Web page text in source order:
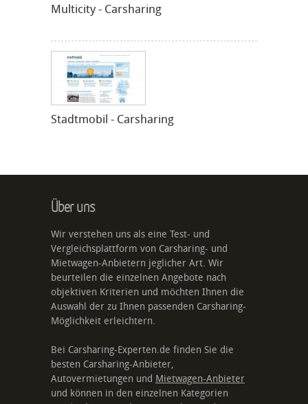
Multicity - Carsharing
Stadtmobil - Carsharing
Über uns
Wir verstehen uns als eine Test- und
Vergleichsplattform von Carsharing- und
Mietwagen-Anbietern jeglicher Art. Wir
beurteilen die einzelnen Angebote nach
objektiven Kriterien und möchten Ihnen die
Auswahl der zu Ihnen passenden Carsharing-
Möglichkeit erleichtern.
Bei Carsharing-Experten.de finden Sie die
besten Carsharing-Anbieter,
Autovermietungen und Mietwagen-Anbieter
und können in den einzelnen Kategorien